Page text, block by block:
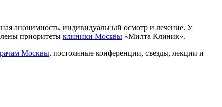
анонимность, индивидуальный осмотр и лечение. У
приоритеты клиники Москвы«Милта Клиник».
Москвы, постоянные конференции, съезды, лекции и